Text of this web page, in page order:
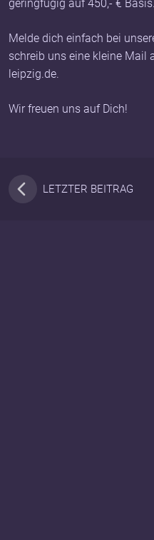
geringfügig auf 450,- € Basis.
Melde dich einfach bei
schreib uns eine kleine Mail
leipzig.de.
Wir freuen uns auf Dich!
LETZTER BEITRAG